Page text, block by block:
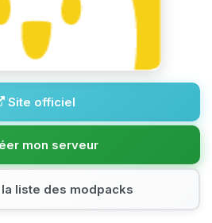
Site officiel
mon serveur
la liste des modpacks